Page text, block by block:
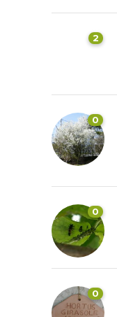
2
0
0
0